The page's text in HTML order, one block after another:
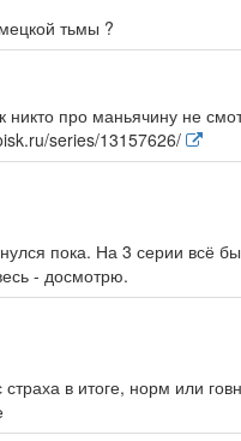
тьмы ?
никто про маньячину не
series/13157626/
пока. На 3 серии всё
- досмотрю.
в итоге, норм или